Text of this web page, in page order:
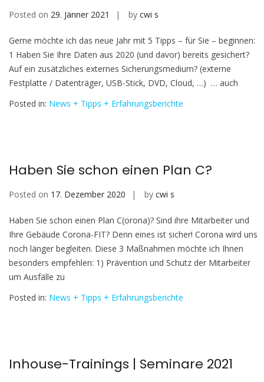
Posted on 29. Jänner 2021 by cwi s
Gerne möchte ich das neue Jahr mit 5 Tipps – für Sie – beginnen:
1 Haben Sie Ihre Daten aus 2020 (und davor) bereits gesichert?
Auf ein zusätzliches externes Sicherungsmedium? (externe
Festplatte / Datenträger, USB-Stick, DVD, Cloud, …) … auch
Posted in: News + Tipps + Erfahrungsberichte
Haben Sie schon einen Plan C?
Posted on 17. Dezember 2020 by cwi s
Haben Sie schon einen Plan C(orona)? Sind ihre Mitarbeiter und
Ihre Gebäude Corona-FIT? Denn eines ist sicher! Corona wird uns
noch länger begleiten. Diese 3 Maßnahmen möchte ich Ihnen
besonders empfehlen: 1) Prävention und Schutz der Mitarbeiter
um Ausfälle zu
Posted in: News + Tipps + Erfahrungsberichte
Inhouse-Trainings | Seminare 2021